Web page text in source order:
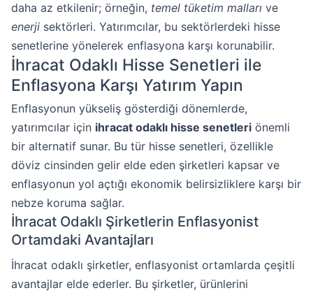
daha az etkilenir; örneğin, temel tüketim malları ve
enerji sektörleri. Yatırımcılar, bu sektörlerdeki hisse
senetlerine yönelerek enflasyona karşı korunabilir.
İhracat Odaklı Hisse Senetleri ile
Enflasyona Karşı Yatırım Yapın
Enflasyonun yükseliş gösterdiği dönemlerde,
yatırımcılar için ihracat odaklı hisse senetleri önemli
bir alternatif sunar. Bu tür hisse senetleri, özellikle
döviz cinsinden gelir elde eden şirketleri kapsar ve
enflasyonun yol açtığı ekonomik belirsizliklere karşı bir
nebze koruma sağlar.
İhracat Odaklı Şirketlerin Enflasyonist
Ortamdaki Avantajları
İhracat odaklı şirketler, enflasyonist ortamlarda çeşitli
avantajlar elde ederler. Bu şirketler, ürünlerini